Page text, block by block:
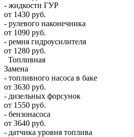
- жидкости ГУР
от 1430 руб.
- рулевого наконечника
от 1090 руб.
- ремня гидроусилителя
от 1280 руб.
Топливная
Замена
- топливного насоса в баке
от 3630 руб.
- дизельных форсунок
от 1550 руб.
- бензонасоса
от 3640 руб.
- датчика уровня топлива